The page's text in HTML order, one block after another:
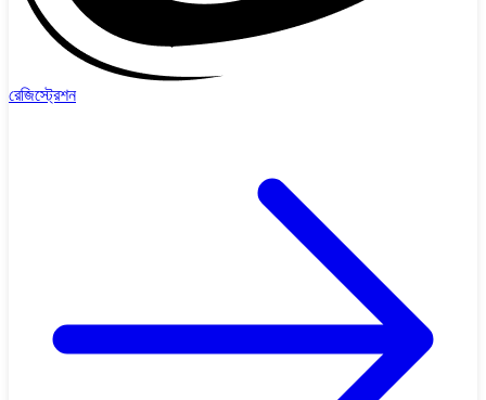
রেজিস্ট্রেশন